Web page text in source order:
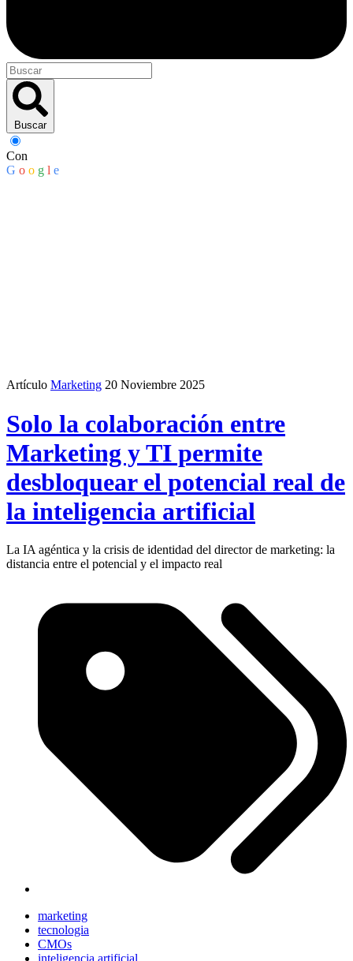
Buscar
Con
G o o g l e
Artículo Marketing 20 Noviembre 2025
Solo la colaboración entre
Marketing y TI permite
desbloquear el potencial real de
la inteligencia artificial
La IA agéntica y la crisis de identidad del director de marketing: la
distancia entre el potencial y el impacto real
marketing
tecnologia
CMOs
inteligencia artificial